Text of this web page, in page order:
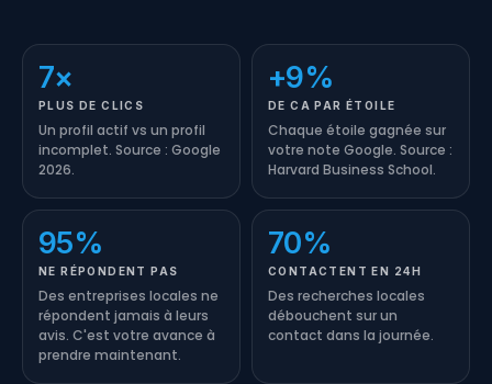
7×
PLUS DE CLICS
Un profil actif vs un profil
incomplet. Source : Google
2026.
+9%
DE CA PAR ÉTOILE
Chaque étoile gagnée sur
votre note Google. Source :
Harvard Business School.
95%
NE RÉPONDENT PAS
Des entreprises locales ne
répondent jamais à leurs
avis. C'est votre avance à
prendre maintenant.
70%
CONTACTENT EN 24H
Des recherches locales
débouchent sur un
contact dans la journée.